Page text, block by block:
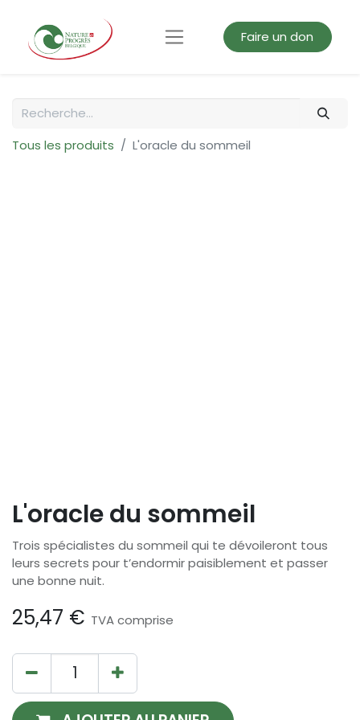
Faire un don
Tous les produits L'oracle du sommeil
L'oracle du sommeil
Trois spécialistes du sommeil qui te dévoileront tous
leurs secrets pour t’endormir paisiblement et passer
une bonne nuit.
25,47 € TVA comprise